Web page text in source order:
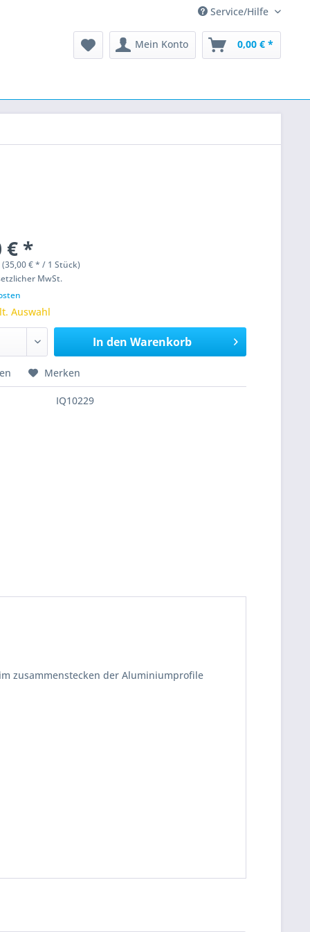
Service/Hilfe
Mein Konto 0,00 € *
€ *
€ * / 1 Stück)
MwSt.
Auswahl
In den Warenkorb
Merken
IQ10229
zusammenstecken der Aluminiumprofile